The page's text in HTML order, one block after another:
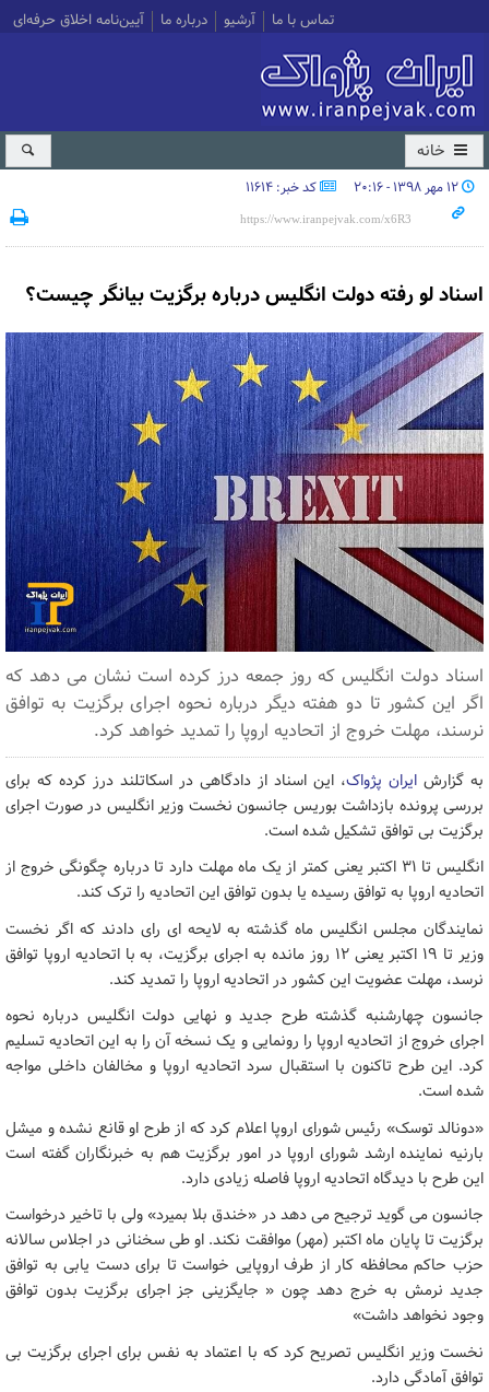
تماس با ما آرشیو درباره ما آیین‌نامه اخلاق حرفه‌ای
خانه
۱۲ مهر ۱۳۹۸ - ۲۰:۱۶ کد خبر: 11614
اسناد لو رفته دولت انگلیس درباره برگزیت بیانگر چیست؟
اسناد دولت انگلیس که روز جمعه درز کرده است نشان می دهد که
اگر این کشور تا دو هفته دیگر درباره نحوه اجرای برگزیت به توافق
نرسند، مهلت خروج از اتحادیه اروپا را تمدید خواهد کرد.
به گزارش ایران پژواک، این اسناد از دادگاهی در اسکاتلند درز کرده که برای
بررسی پرونده بازداشت بوریس جانسون نخست وزیر انگلیس در صورت اجرای
برگزیت بی توافق تشکیل شده است.
انگلیس تا ۳۱ اکتبر یعنی کمتر از یک ماه مهلت دارد تا درباره چگونگی خروج از
اتحادیه اروپا به توافق رسیده یا بدون توافق این اتحادیه را ترک کند.
نمایندگان مجلس انگلیس ماه گذشته به لایحه ای رای دادند که اگر نخست
وزیر تا ۱۹ اکتبر یعنی ۱۲ روز مانده به اجرای برگزیت، به با اتحادیه اروپا توافق
نرسد، مهلت عضویت این کشور در اتحادیه اروپا را تمدید کند.
جانسون چهارشنبه گذشته طرح جدید و نهایی دولت انگلیس درباره نحوه
اجرای خروج از اتحادیه اروپا را رونمایی و یک نسخه آن را به این اتحادیه تسلیم
کرد. این طرح تاکنون با استقبال سرد اتحادیه اروپا و مخالفان داخلی مواجه
شده است.
«دونالد توسک» رئیس شورای اروپا اعلام کرد که از طرح او قانع نشده و میشل
بارنیه نماینده ارشد شورای اروپا در امور برگزیت هم به خبرنگاران گفته است
این طرح با دیدگاه اتحادیه اروپا فاصله زیادی دارد.
جانسون می گوید ترجیح می دهد در «خندق بلا بمیرد» ولی با تاخیر درخواست
برگزیت تا پایان ماه اکتبر (مهر) موافقت نکند. او طی سخنانی در اجلاس سالانه
حزب حاکم محافظه کار از طرف اروپایی خواست تا برای دست یابی به توافق
جدید نرمش به خرج دهد چون « جایگزینی جز اجرای برگزیت بدون توافق
وجود نخواهد داشت»
نخست وزیر انگلیس تصریح کرد که با اعتماد به نفس برای اجرای برگزیت بی
توافق آمادگی دارد.